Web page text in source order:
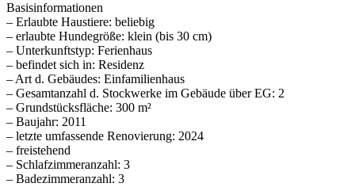
Basisinformationen
– Erlaubte Haustiere: beliebig
– erlaubte Hundegröße: klein (bis 30 cm)
– Unterkunftstyp: Ferienhaus
– befindet sich in: Residenz
– Art d. Gebäudes: Einfamilienhaus
– Gesamtanzahl d. Stockwerke im Gebäude über EG: 2
– Grundstücksfläche: 300 m²
– Baujahr: 2011
– letzte umfassende Renovierung: 2024
– freistehend
– Schlafzimmeranzahl: 3
– Badezimmeranzahl: 3